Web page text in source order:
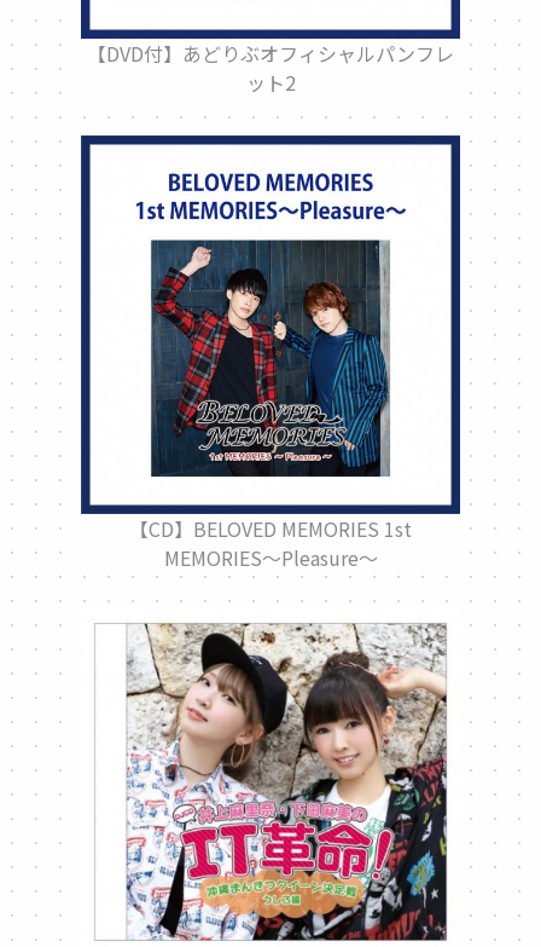
【DVD付】あどりぶオフィシャルパンフレ
ット2
【CD】BELOVED MEMORIES 1st
MEMORIES～Pleasure～